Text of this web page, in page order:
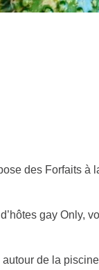
des Forfaits à
gay Only,
autour de la